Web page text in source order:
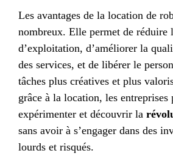
Les avantages de la location de
nombreux. Elle permet de réduire
d’exploitation, d’améliorer la
des services, et de libérer le
tâches plus créatives et plus
grâce à la location, les entreprises
expérimenter et découvrir la
sans avoir à s’engager dans des
lourds et risqués.